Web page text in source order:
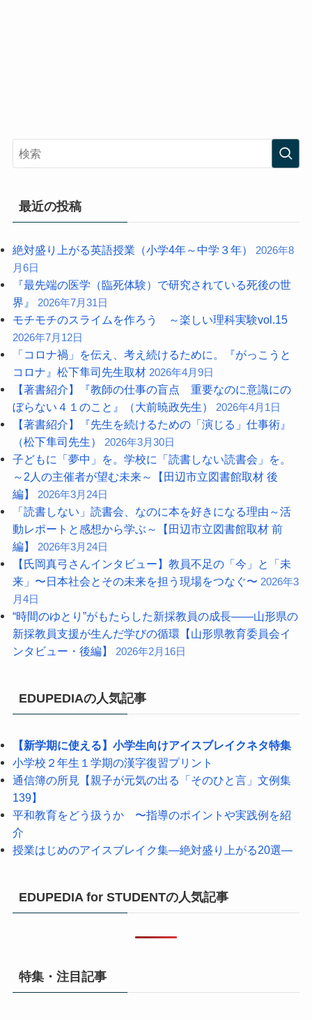
最近の投稿
絶対盛り上がる英語授業（小学4年～中学３年）
2026年8
月6日
『最先端の医学（臨死体験）で研究されている死後の世
界』
2026年7月31日
モチモチのスライムを作ろう ～楽しい理科実験vol.15
2026年7月12日
「コロナ禍」を伝え、考え続けるために。『がっこうと
コロナ』松下隼司先生取材 2026年4月9日
【著書紹介】『教師の仕事の盲点 重要なのに意識にの
ぼらない４１のこと』（大前暁政先生）
2026年4月1日
【著書紹介】『先生を続けるための「演じる」仕事術』
（松下隼司先生）
2026年3月30日
子どもに「夢中」を。学校に「読書しない読書会」を。
～2人の主催者が望む未来～【田辺市立図書館取材 後
編】
2026年3月24日
「読書しない」読書会、なのに本を好きになる理由～活
動レポートと感想から学ぶ～【田辺市立図書館取材 前
編】
2026年3月24日
【氏岡真弓さんインタビュー】教員不足の「今」と「未
来」〜日本社会とその未来を担う現場をつなぐ〜 2026年3
月4日
“時間のゆとり”がもたらした新採教員の成長――山形県の
新採教員支援が生んだ学びの循環【山形県教育委員会イ
ンタビュー・後編】
2026年2月16日
EDUPEDIAの人気記事
【新学期に使える】小学生向けアイスブレイクネタ特集
小学校２年生１学期の漢字復習プリント
通信簿の所見【親子が元気の出る「そのひと言」文例集
139】
平和教育をどう扱うか 〜指導のポイントや実践例を紹
介
授業はじめのアイスブレイク集―絶対盛り上がる20選―
EDUPEDIA for STUDENTの人気記事
特集・注目記事